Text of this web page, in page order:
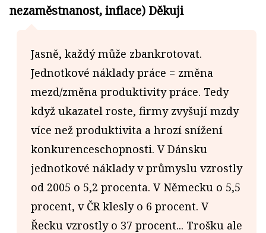
nezaměstnanost, inflace) Děkuji
Jasně, každý může zbankrotovat.
Jednotkové náklady práce = změna
mezd/změna produktivity práce. Tedy
když ukazatel roste, firmy zvyšují mzdy
více než produktivita a hrozí snížení
konkurenceschopnosti. V Dánsku
jednotkové náklady v průmyslu vzrostly
od 2005 o 5,2 procenta. V Německu o 5,5
procent, v ČR klesly o 6 procent. V
Řecku vzrostly o 37 procent... Trošku ale